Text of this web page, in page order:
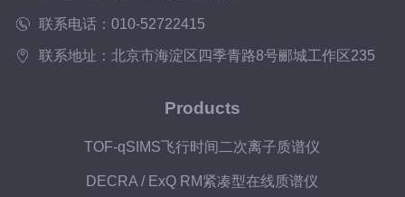
联系电话：010-52722415
联系地址：北京市海淀区四季青路8号郦城工作区235
Products
TOF-qSIMS飞行时间二次离子质谱仪
DECRA / ExQ RM紧凑型在线质谱仪